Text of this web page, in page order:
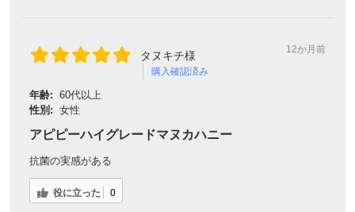
タヌキチ様
購入確認済み
12か月前
年齢: 60代以上
性別: 女性
アピピーハイグレードマヌカハニー
抗菌の実感がある
役に立った 0